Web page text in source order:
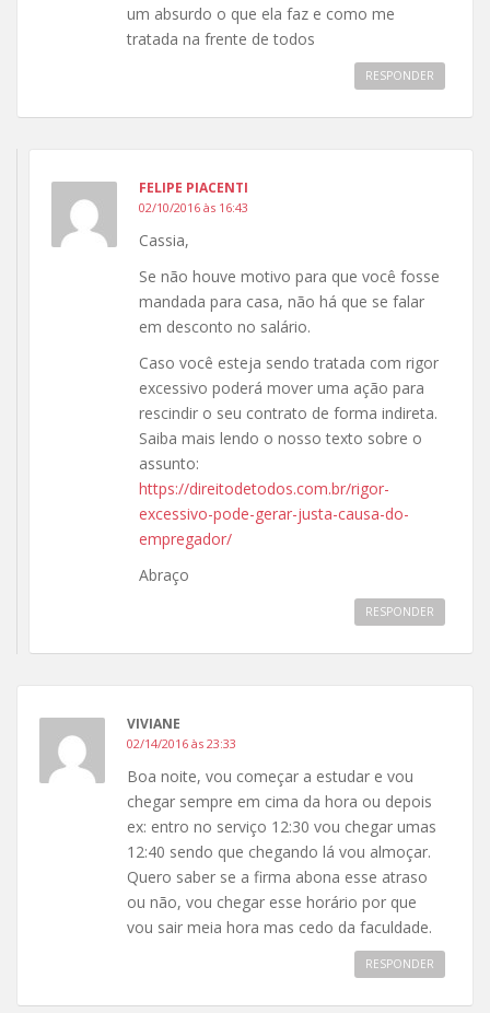
um absurdo o que ela faz e como me
tratada na frente de todos
RESPONDER
FELIPE PIACENTI
02/10/2016 às 16:43
Cassia,
Se não houve motivo para que você fosse
mandada para casa, não há que se falar
em desconto no salário.
Caso você esteja sendo tratada com rigor
excessivo poderá mover uma ação para
rescindir o seu contrato de forma indireta.
Saiba mais lendo o nosso texto sobre o
assunto:
https://direitodetodos.com.br/rigor-
excessivo-pode-gerar-justa-causa-do-
empregador/
Abraço
RESPONDER
VIVIANE
02/14/2016 às 23:33
Boa noite, vou começar a estudar e vou
chegar sempre em cima da hora ou depois
ex: entro no serviço 12:30 vou chegar umas
12:40 sendo que chegando lá vou almoçar.
Quero saber se a firma abona esse atraso
ou não, vou chegar esse horário por que
vou sair meia hora mas cedo da faculdade.
RESPONDER